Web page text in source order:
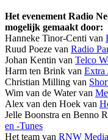
Het evenement Radio
mogelijk gemaakt door:
Hanneke Tinor-Centi van
Ruud Poeze van Radio
Johan Kentin van Telco
Harm ten Brink van Extra
Christian Milling van
Wim van de Water van
Alex van den Hoek van
Jelle Boonstra en Benno
en -Tunes
Het team van RNW